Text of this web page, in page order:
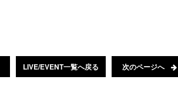
LIVE/EVENT一覧へ戻る 次のページへ